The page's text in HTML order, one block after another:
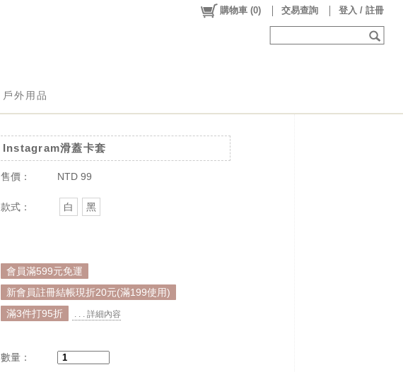
戶外用品
購物車 (0) 交易查詢 登入 / 註冊
Instagram滑蓋卡套
售價： NTD 99
款式： 白 黑
會員滿599元免運
新會員註冊結帳現折20元(滿199使用)
滿3件打95折
. . . 詳細內容
數量：